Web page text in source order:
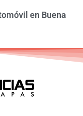
en Buena